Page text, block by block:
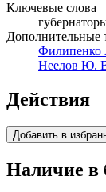
Ключевые слова
Дополнительные
Филипенко
Неелов Ю.
Действия
Добавить в
Наличие в